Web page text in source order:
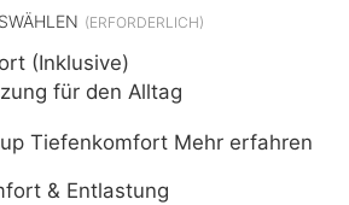
(Inklusive)
für den Alltag
Tiefenkomfort Mehr erfahren
& Entlastung